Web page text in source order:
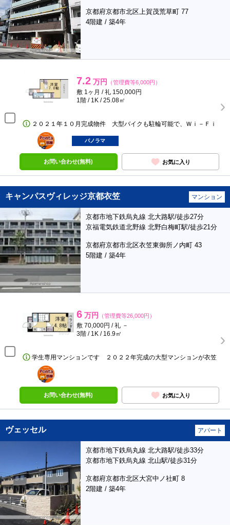
京都府京都市北区上賀茂荒草町 77
4階建 / 築4年
7.2 万円 （管理費等6,000円）
敷 1ヶ月 / 礼 150,000円
1階 / 1K / 25.08㎡
２０２１年１０月完成物件 大型バイクも駐輪可能で、Ｗｉ－Ｆｉ
ポンタ
部屋
パノラマ
お問い合わせ(無料) お気に入り
キャンパスヴィレッジ京都衣笠 マンション
京都市地下鉄烏丸線 北大路駅/徒歩27分
京福電気鉄道北野線 北野白梅町駅/徒歩21分
京都府京都市北区衣笠東御所ノ内町 43
5階建 / 築4年
6 万円 （管理費等26,000円）
敷 70,000円 / 礼 －
3階 / 1K / 16.9㎡
学生専用マンションです ２０２２年完成の大型マンションが衣笠
ポンタ
部屋
お問い合わせ(無料) お気に入り
ヴェッセル アパート
京都市地下鉄烏丸線 北大路駅/徒歩33分
京都市地下鉄烏丸線 北山駅/徒歩31分
京都府京都市北区大宮中ノ社町 8
2階建 / 築4年